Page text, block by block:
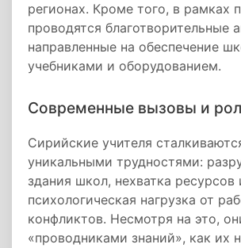
регионах. Кроме того, в рамках
проводятся благотворительные
направленные на обеспечение
учебниками и оборудованием.
Современные вызовы и
Сирийские учителя
уникальными трудностями:
здания школ, нехватка ресурсов
психологическая нагрузка от
конфликтов. Несмотря на это,
«проводниками знаний», как их